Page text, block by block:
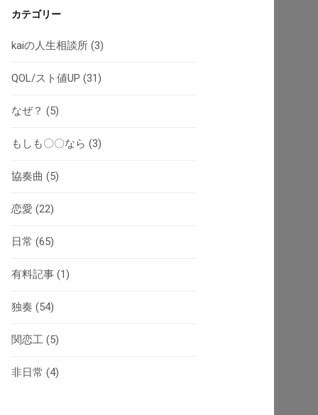
カテゴリー
kaiの人生相談所 (3)
QOL/スト値UP (31)
なぜ？ (5)
もしも〇〇なら (3)
協奏曲 (5)
恋愛 (22)
日常 (65)
有料記事 (1)
独奏 (54)
関恋工 (5)
非日常 (4)